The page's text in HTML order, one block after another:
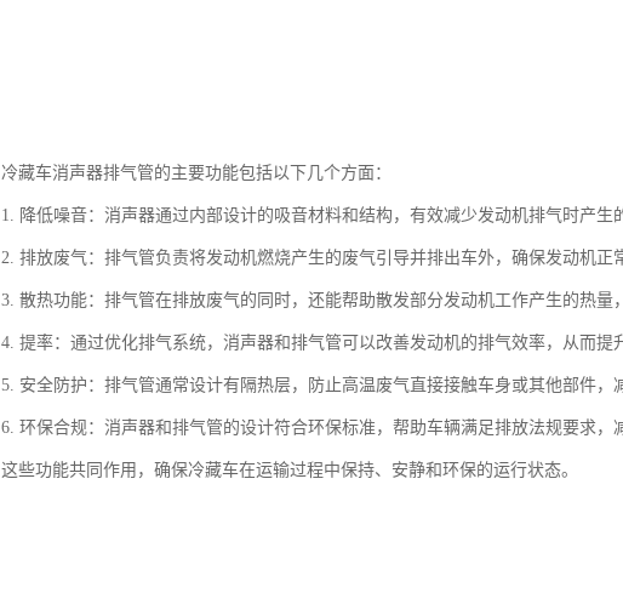
冷藏车消声器排气管的主要功能包括以下几个方面：
1. 降低噪音：消声器通过内部设计的吸音材料和结构，有效减少发动机排气时产生
2. 排放废气：排气管负责将发动机燃烧产生的废气引导并排出车外，确保发动机正
3. 散热功能：排气管在排放废气的同时，还能帮助散发部分发动机工作产生的热量
4. 提率：通过优化排气系统，消声器和排气管可以改善发动机的排气效率，从而提
5. 安全防护：排气管通常设计有隔热层，防止高温废气直接接触车身或其他部件，
6. 环保合规：消声器和排气管的设计符合环保标准，帮助车辆满足排放法规要求，
这些功能共同作用，确保冷藏车在运输过程中保持、安静和环保的运行状态。